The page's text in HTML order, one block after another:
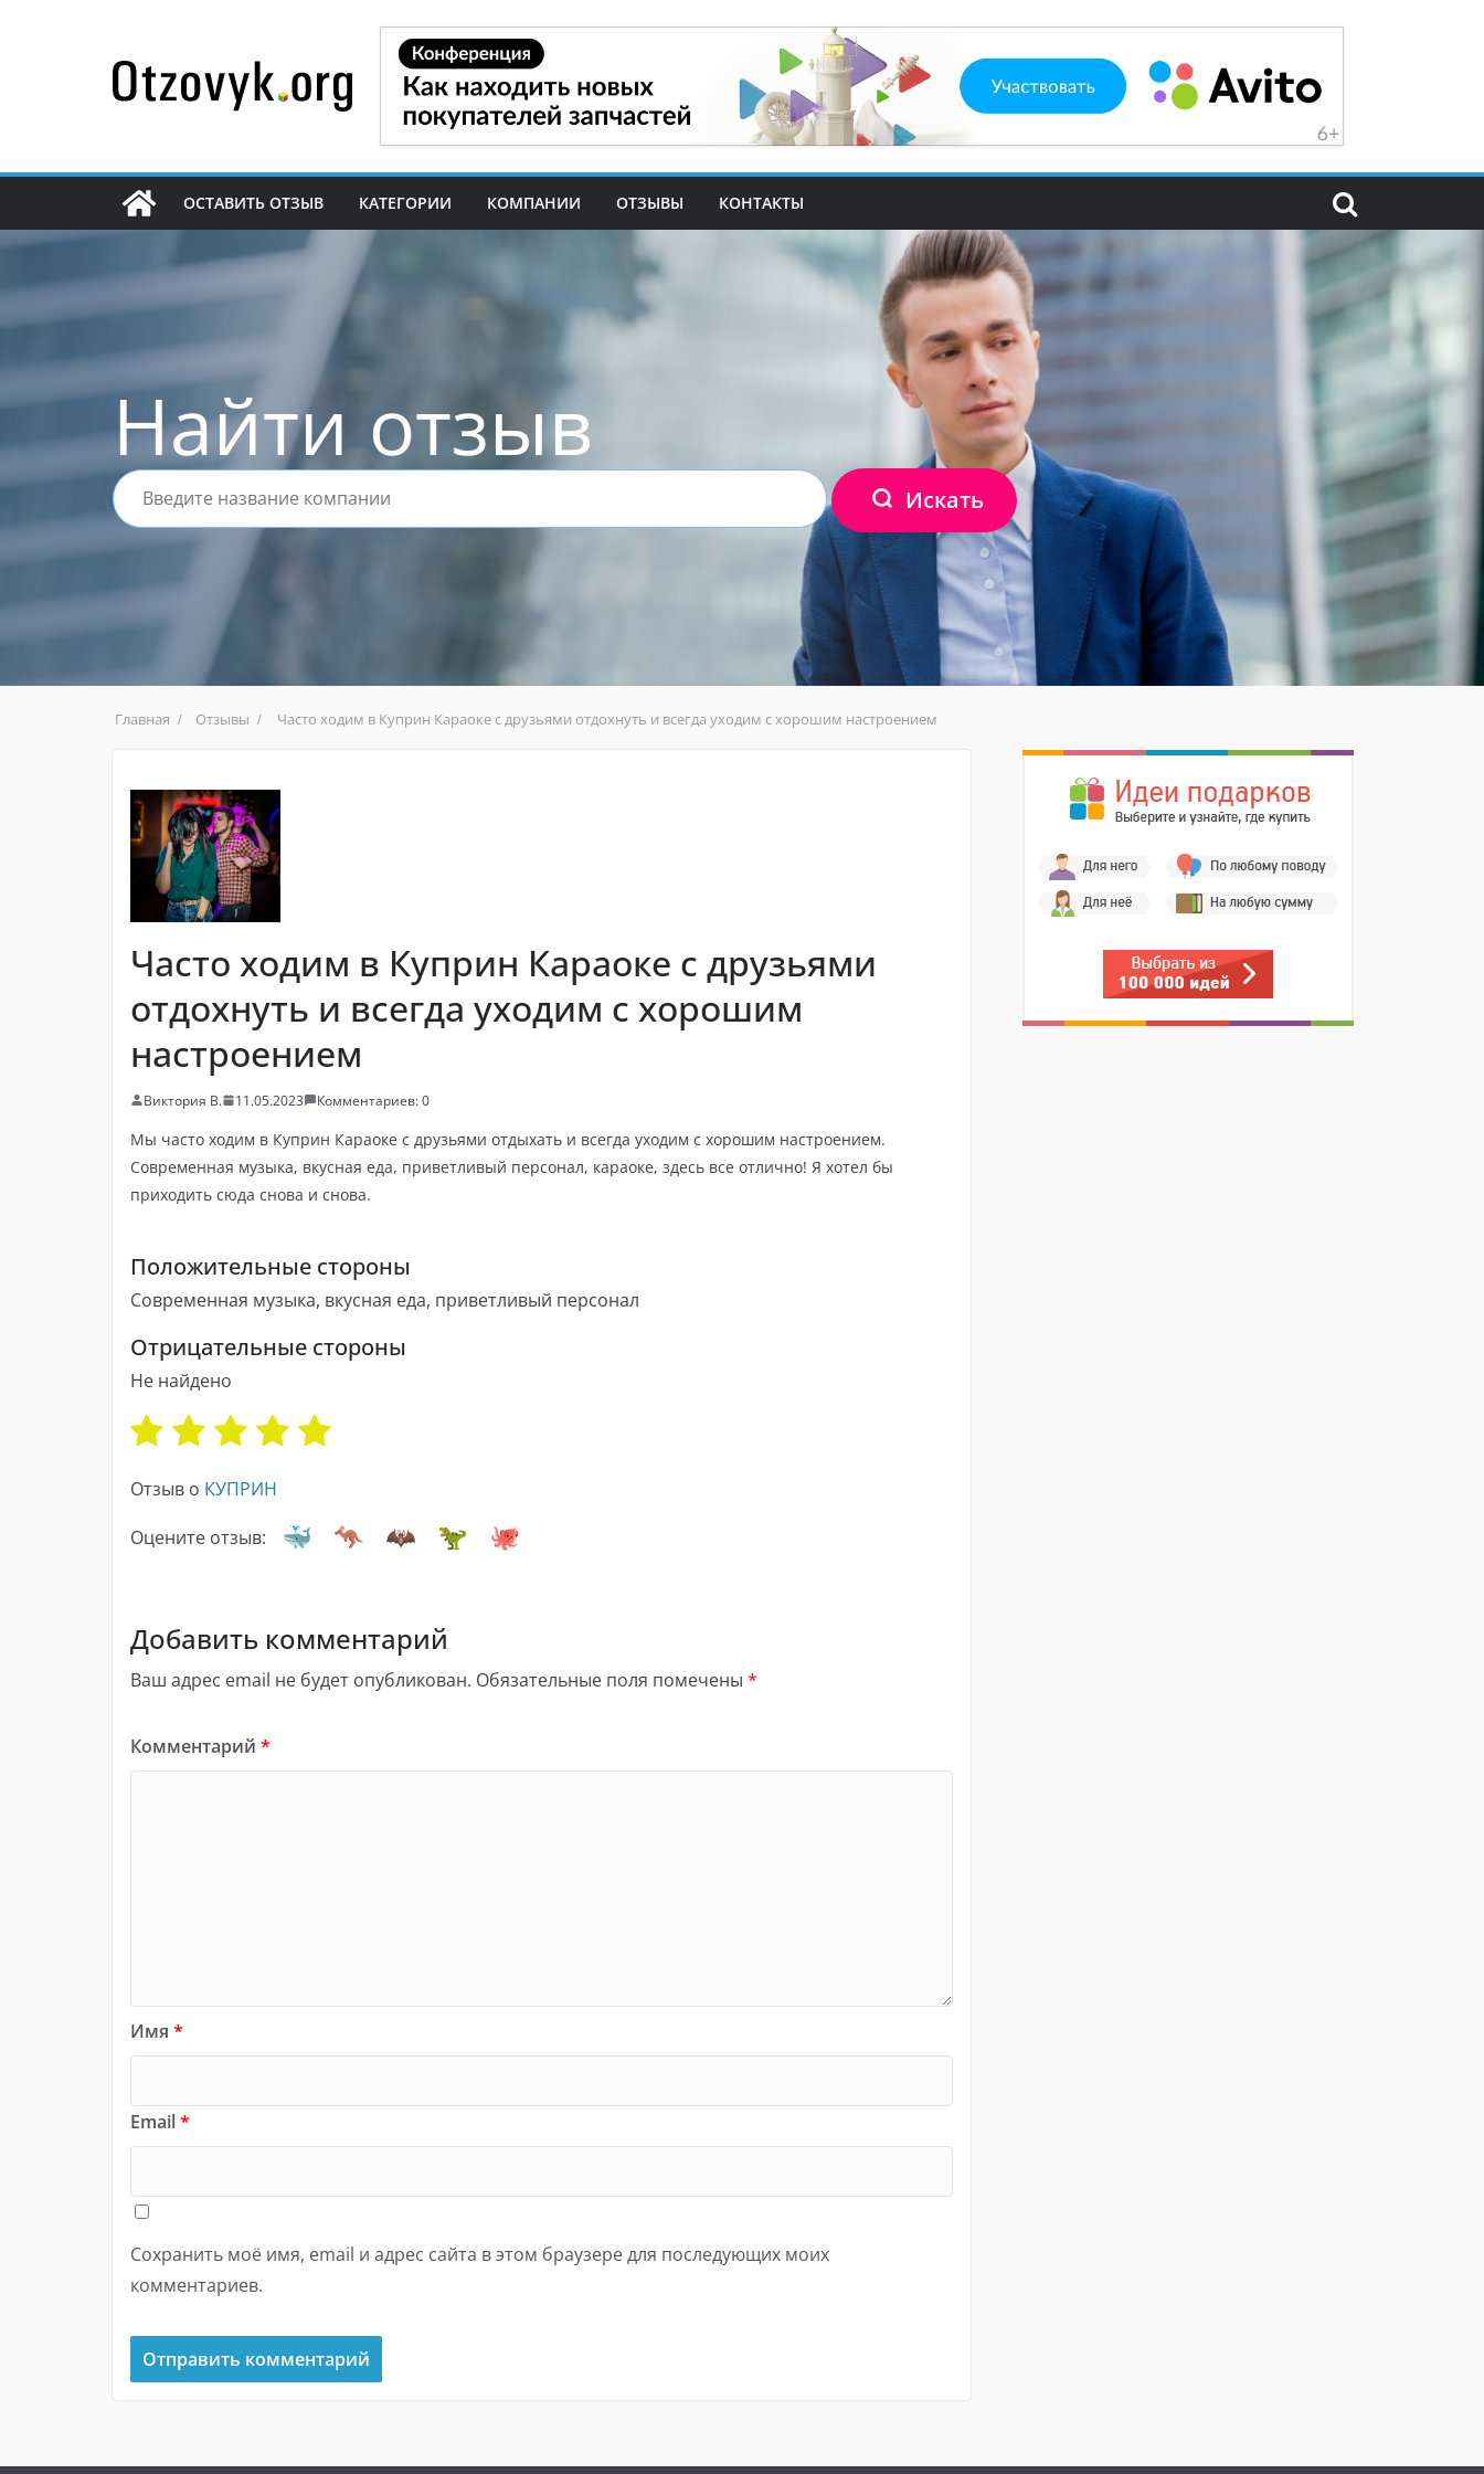
содержимому
ОСТАВИТЬ ОТЗЫВ КАТЕГОРИИ КОМПАНИИ ОТЗЫВЫ КОНТАКТЫ
Найти отзыв
Искать
Главная Отзывы Часто ходим в Куприн Караоке с друзьями отдохнуть и всегда уходим с хорошим настроением
Часто ходим в Куприн Караоке с друзьями
отдохнуть и всегда уходим с хорошим
настроением
Виктория В. 11.05.2023 Комментариев: 0
Мы часто ходим в Куприн Караоке с друзьями отдыхать и всегда уходим с хорошим настроением.
Современная музыка, вкусная еда, приветливый персонал, караоке, здесь все отлично! Я хотел бы
приходить сюда снова и снова.
Положительные стороны
Современная музыка, вкусная еда, приветливый персонал
Отрицательные стороны
Не найдено
Отзыв о КУПРИН
Оцените отзыв:
Добавить комментарий
Ваш адрес email не будет опубликован. Обязательные поля помечены *
Комментарий *
Имя *
Email*
Сохранить моё имя, email и адрес сайта в этом браузере для последующих моих
комментариев.